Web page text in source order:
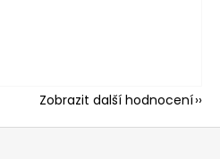
je 5 z 5 hvězdiček.
Zobrazit další hodnocení